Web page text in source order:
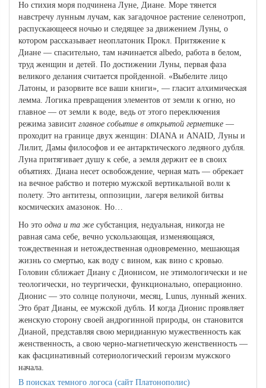
Но стихия моря подчинена Луне, Диане. Море тянется
навстречу лунным лучам, как загадочное растение селенотроп,
распускающееся ночью и следящее за движением Луны, о
котором рассказывает неоплатоник Прокл. Притяжение к
Диане — спасительно, там начинается albedo, работа в белом,
труд женщин и детей. По достижении Луны, первая фаза
великого делания считается пройденной. «Выбелите лицо
Латоны, и разорвите все ваши книги», — гласит алхимическая
лемма. Логика превращения элементов от земли к огню, но
главное — от земли к воде, ведь от этого переключения
режима зависит главное событие в открытой герметике —
проходит на границе двух женщин: DIANA и ANAID, Луны и
Лилит, Дамы философов и ее антарктического ледяного дубля.
Луна притягивает душу к себе, а земля держит ее в своих
объятиях. Диана несет освобождение, черная мать — обрекает
на вечное рабство и потерю мужской вертикальной воли к
полету. Это антитезы, оппозиции, лагеря великой битвы
космических амазонок. Но…
Но это одна и та же субстанция, недуальная, никогда не
равная сама себе, вечно ускользающая, изменяющаяся,
тождественная и нетождественная одновременно, мешающая
жизнь со смертью, как воду с вином, как вино с кровью.
Головин сближает Диану с Дионисом, не этимологически и не
теологически, но теургически, функционально, операционно.
Дионис — это солнце полуночи, месяц, Lunus, лунный жених.
Это брат Дианы, ее мужской дубль. И когда Дионис проявляет
женскую сторону своей андрогинной природы, он становится
Дианой, представляя свою меридианную мужественность как
женственность, а свою черно-магнетическую женственность —
как фасцинативный сотериологический героизм мужского
начала.
В поисках темного логоса (сайт Платонополис)